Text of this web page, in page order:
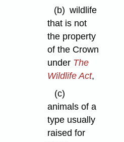
(b) wildlife
that is not
the property
of the Crown
under The
Wildlife Act,
(c)
animals of a
type usually
raised for